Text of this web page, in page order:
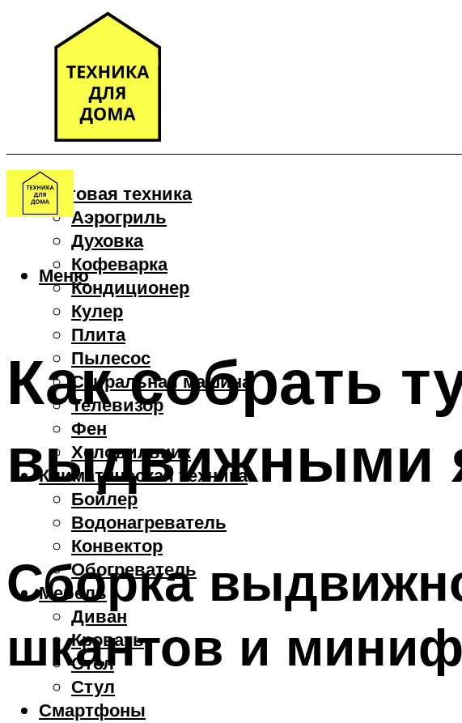
Бытовая техника
Аэрогриль
Духовка
Кофеварка
Кондиционер
Кулер
Плита
Пылесос
Стиральная машина
Телевизор
Фен
Холодильник
Климатическая техника
Бойлер
Водонагреватель
Конвектор
Обогреватель
Мебель
Диван
Кровать
Стол
Стул
Смартфоны
Меню
Как собрать
выдвижными
Сборка
шкантов и